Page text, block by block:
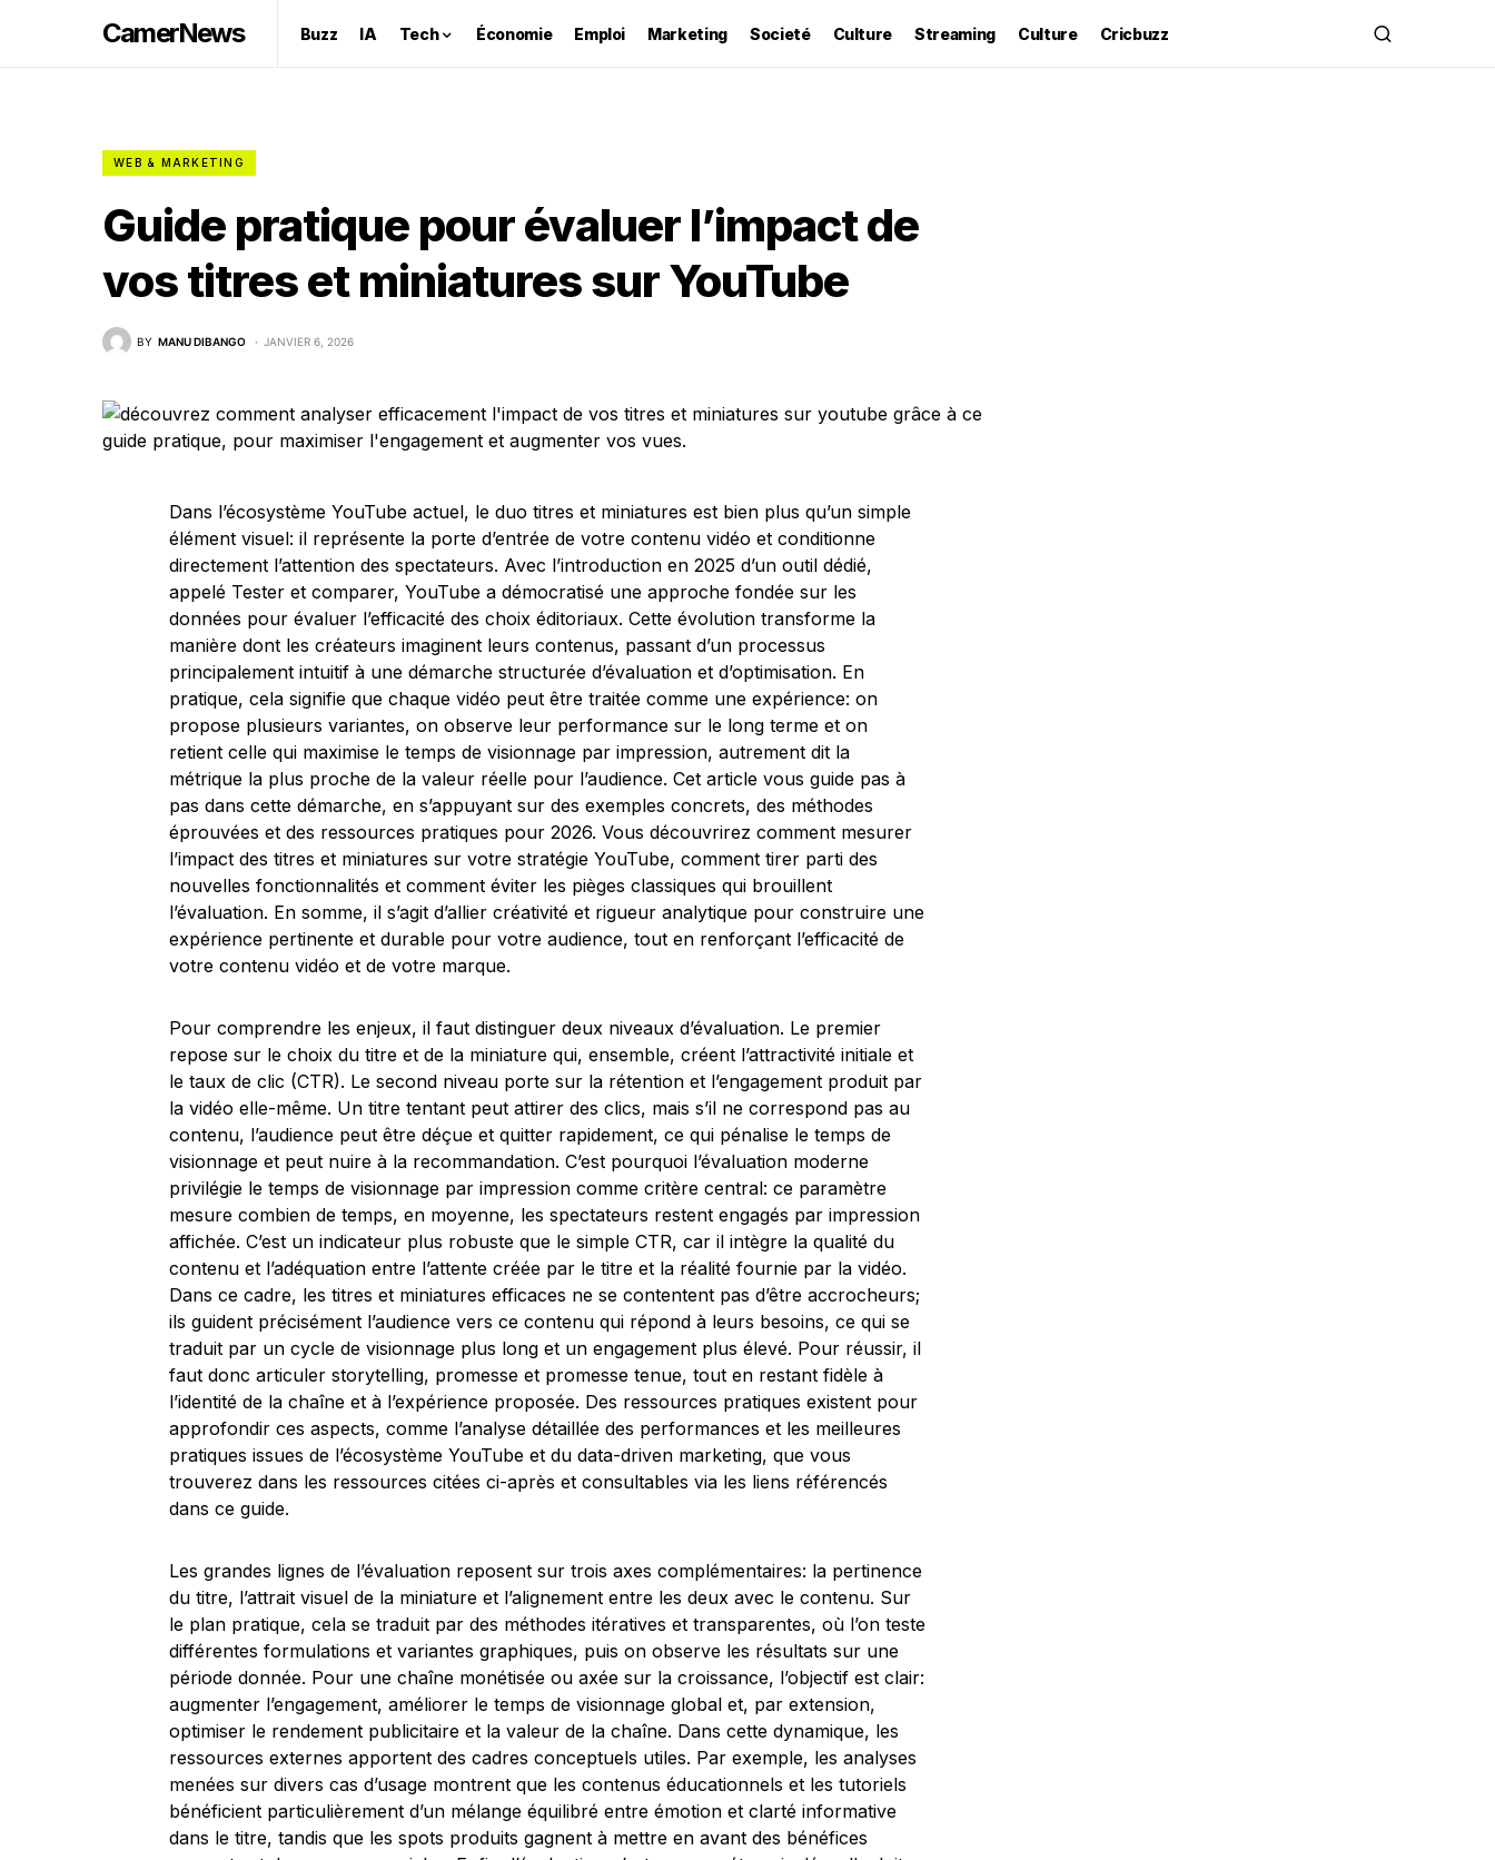
CamerNews Buzz IA Tech Économie Emploi Marketing Societé Culture Streaming Culture Cricbuzz
WEB & MARKETING
Guide pratique pour évaluer l’impact de
vos titres et miniatures sur YouTube
BY MANU DIBANGO JANVIER 6, 2026
Dans l’écosystème YouTube actuel, le duo titres et miniatures est bien plus qu’un simple
élément visuel: il représente la porte d’entrée de votre contenu vidéo et conditionne
directement l’attention des spectateurs. Avec l’introduction en 2025 d’un outil dédié,
appelé Tester et comparer, YouTube a démocratisé une approche fondée sur les
données pour évaluer l’efficacité des choix éditoriaux. Cette évolution transforme la
manière dont les créateurs imaginent leurs contenus, passant d’un processus
principalement intuitif à une démarche structurée d’évaluation et d’optimisation. En
pratique, cela signifie que chaque vidéo peut être traitée comme une expérience: on
propose plusieurs variantes, on observe leur performance sur le long terme et on
retient celle qui maximise le temps de visionnage par impression, autrement dit la
métrique la plus proche de la valeur réelle pour l’audience. Cet article vous guide pas à
pas dans cette démarche, en s’appuyant sur des exemples concrets, des méthodes
éprouvées et des ressources pratiques pour 2026. Vous découvrirez comment mesurer
l’impact des titres et miniatures sur votre stratégie YouTube, comment tirer parti des
nouvelles fonctionnalités et comment éviter les pièges classiques qui brouillent
l’évaluation. En somme, il s’agit d’allier créativité et rigueur analytique pour construire une
expérience pertinente et durable pour votre audience, tout en renforçant l’efficacité de
votre contenu vidéo et de votre marque.
Pour comprendre les enjeux, il faut distinguer deux niveaux d’évaluation. Le premier
repose sur le choix du titre et de la miniature qui, ensemble, créent l’attractivité initiale et
le taux de clic (CTR). Le second niveau porte sur la rétention et l’engagement produit par
la vidéo elle-même. Un titre tentant peut attirer des clics, mais s’il ne correspond pas au
contenu, l’audience peut être déçue et quitter rapidement, ce qui pénalise le temps de
visionnage et peut nuire à la recommandation. C’est pourquoi l’évaluation moderne
privilégie le temps de visionnage par impression comme critère central: ce paramètre
mesure combien de temps, en moyenne, les spectateurs restent engagés par impression
affichée. C’est un indicateur plus robuste que le simple CTR, car il intègre la qualité du
contenu et l’adéquation entre l’attente créée par le titre et la réalité fournie par la vidéo.
Dans ce cadre, les titres et miniatures efficaces ne se contentent pas d’être accrocheurs;
ils guident précisément l’audience vers ce contenu qui répond à leurs besoins, ce qui se
traduit par un cycle de visionnage plus long et un engagement plus élevé. Pour réussir, il
faut donc articuler storytelling, promesse et promesse tenue, tout en restant fidèle à
l’identité de la chaîne et à l’expérience proposée. Des ressources pratiques existent pour
approfondir ces aspects, comme l’analyse détaillée des performances et les meilleures
pratiques issues de l’écosystème YouTube et du data-driven marketing, que vous
trouverez dans les ressources citées ci-après et consultables via les liens référencés
dans ce guide.
Les grandes lignes de l’évaluation reposent sur trois axes complémentaires: la pertinence
du titre, l’attrait visuel de la miniature et l’alignement entre les deux avec le contenu. Sur
le plan pratique, cela se traduit par des méthodes itératives et transparentes, où l’on teste
différentes formulations et variantes graphiques, puis on observe les résultats sur une
période donnée. Pour une chaîne monétisée ou axée sur la croissance, l’objectif est clair:
augmenter l’engagement, améliorer le temps de visionnage global et, par extension,
optimiser le rendement publicitaire et la valeur de la chaîne. Dans cette dynamique, les
ressources externes apportent des cadres conceptuels utiles. Par exemple, les analyses
menées sur divers cas d’usage montrent que les contenus éducationnels et les tutoriels
bénéficient particulièrement d’un mélange équilibré entre émotion et clarté informative
dans le titre, tandis que les spots produits gagnent à mettre en avant des bénéfices